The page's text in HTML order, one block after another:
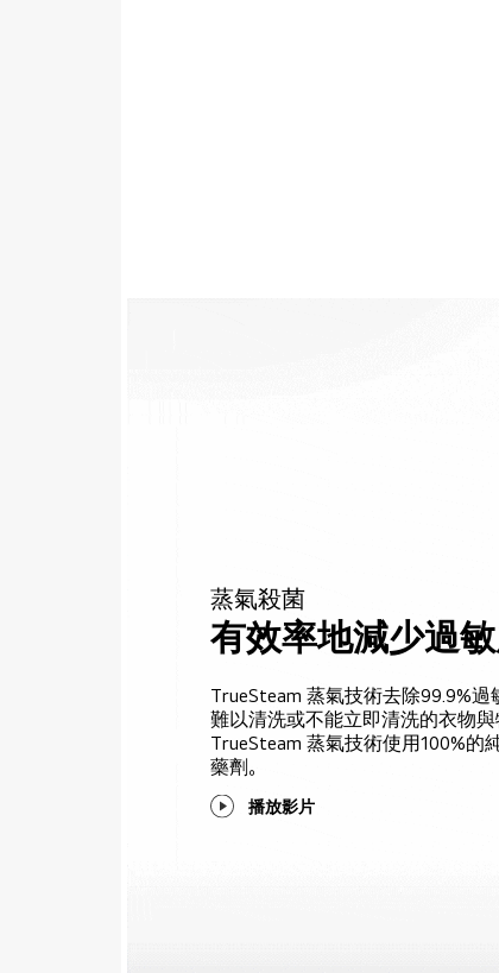
蒸氣殺菌
有效率地減少過
TrueSteam 蒸氣技術去除99.9%過
難以清洗或不能立即清洗的衣物與
TrueSteam 蒸氣技術使用100%的
藥劑。
播放影片